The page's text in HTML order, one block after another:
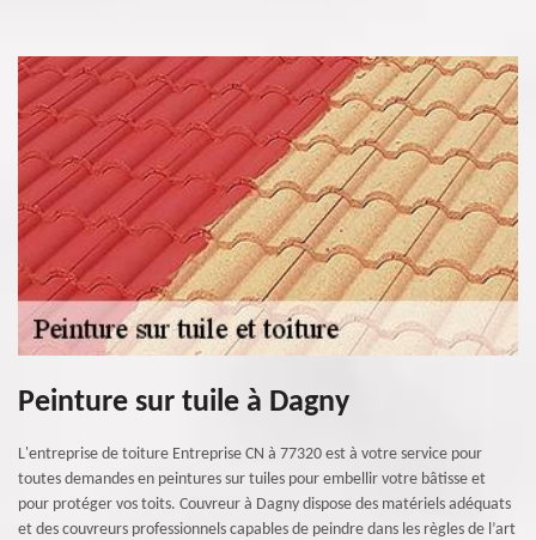
Peinture sur tuile à Dagny
L'entreprise de toiture Entreprise CN à 77320 est à votre service pour
toutes demandes en peintures sur tuiles pour embellir votre bâtisse et
pour protéger vos toits. Couvreur à Dagny dispose des matériels adéquats
et des couvreurs professionnels capables de peindre dans les règles de l’art